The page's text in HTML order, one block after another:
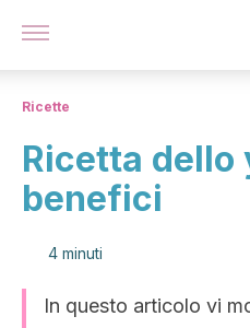
Ricette
Ricetta dello
benefici
4 minuti
In questo articolo vi